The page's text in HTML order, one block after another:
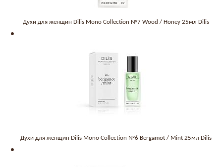
Духи для женщин Dilis Mono Collection №7 Wood / Honey 25мл Dilis
Духи для женщин Dilis Mono Collection №6 Bergamot / Mint 25мл Dilis